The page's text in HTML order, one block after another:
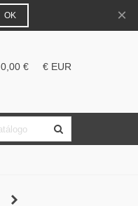
0,00 € € EUR
OK ×